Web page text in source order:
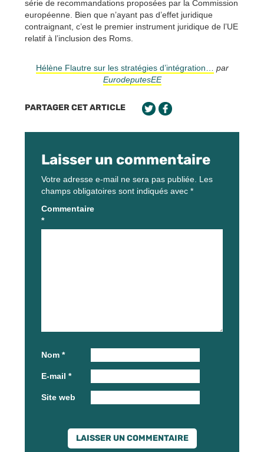
série de recommandations proposées par la Commission
européenne. Bien que n’ayant pas d’effet juridique
contraignant, c’est le premier instrument juridique de l’UE
relatif à l’inclusion des Roms.
Hélène Flautre sur les stratégies d’intégration…
par
EurodeputesEE
PARTAGER CET ARTICLE
Laisser un commentaire
Votre adresse e-mail ne sera pas publiée. Les
champs obligatoires sont indiqués avec *
Commentaire
*
Nom *
E-mail *
Site web